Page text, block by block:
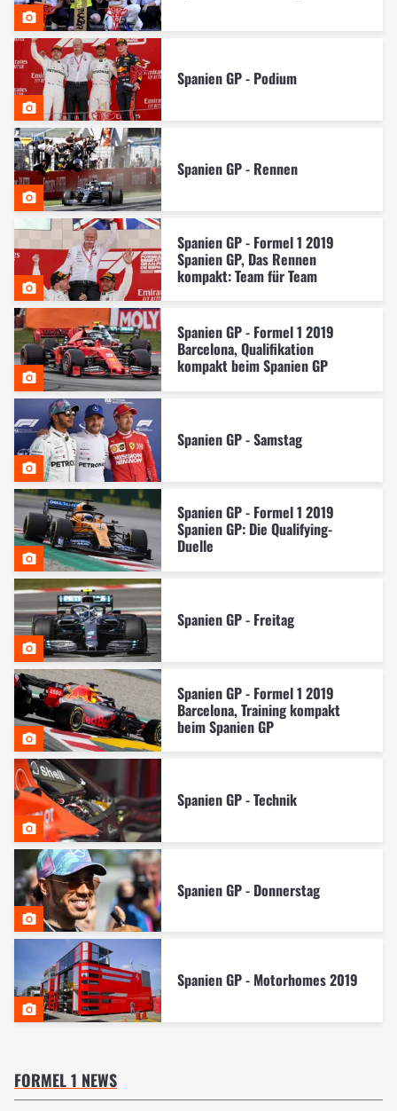
Spanien GP - Podium
Spanien GP - Rennen
Spanien GP - Formel 1 2019
Spanien GP, Das Rennen
kompakt: Team für Team
Spanien GP - Formel 1 2019
Barcelona, Qualifikation
kompakt beim Spanien GP
Spanien GP - Samstag
Spanien GP - Formel 1 2019
Spanien GP: Die Qualifying-
Duelle
Spanien GP - Freitag
Spanien GP - Formel 1 2019
Barcelona, Training kompakt
beim Spanien GP
Spanien GP - Technik
Spanien GP - Donnerstag
Spanien GP - Motorhomes 2019
FORMEL 1 NEWS